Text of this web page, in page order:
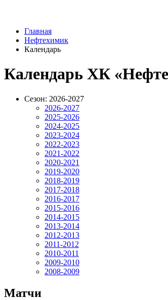
Главная
Нефтехимик
Календарь
Календарь ХК
Сезон: 2026-2027
2026-2027
2025-2026
2024-2025
2023-2024
2022-2023
2021-2022
2020-2021
2019-2020
2018-2019
2017-2018
2016-2017
2015-2016
2014-2015
2013-2014
2012-2013
2011-2012
2010-2011
2009-2010
2008-2009
Матчи